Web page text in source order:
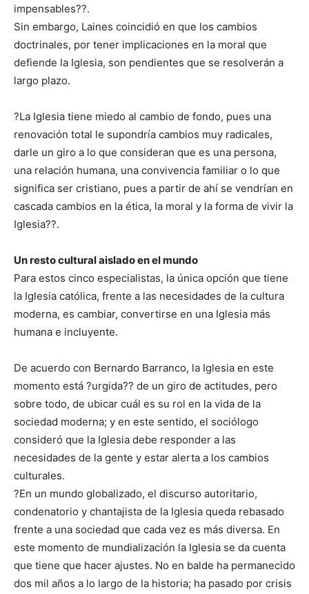
impensables??.
Sin embargo, Laines coincidió en que los cambios
doctrinales, por tener implicaciones en la moral que
defiende la Iglesia, son pendientes que se resolverán a
largo plazo.
?La Iglesia tiene miedo al cambio de fondo, pues una
renovación total le supondría cambios muy radicales,
darle un giro a lo que consideran que es una persona,
una relación humana, una convivencia familiar o lo que
significa ser cristiano, pues a partir de ahí se vendrían en
cascada cambios en la ética, la moral y la forma de vivir la
Iglesia??.
Un resto cultural aislado en el mundo
Para estos cinco especialistas, la única opción que tiene
la Iglesia católica, frente a las necesidades de la cultura
moderna, es cambiar, convertirse en una Iglesia más
humana e incluyente.
De acuerdo con Bernardo Barranco, la Iglesia en este
momento está ?urgida?? de un giro de actitudes, pero
sobre todo, de ubicar cuál es su rol en la vida de la
sociedad moderna; y en este sentido, el sociólogo
consideró que la Iglesia debe responder a las
necesidades de la gente y estar alerta a los cambios
culturales.
?En un mundo globalizado, el discurso autoritario,
condenatorio y chantajista de la Iglesia queda rebasado
frente a una sociedad que cada vez es más diversa. En
este momento de mundialización la Iglesia se da cuenta
que tiene que hacer ajustes. No en balde ha permanecido
dos mil años a lo largo de la historia; ha pasado por crisis